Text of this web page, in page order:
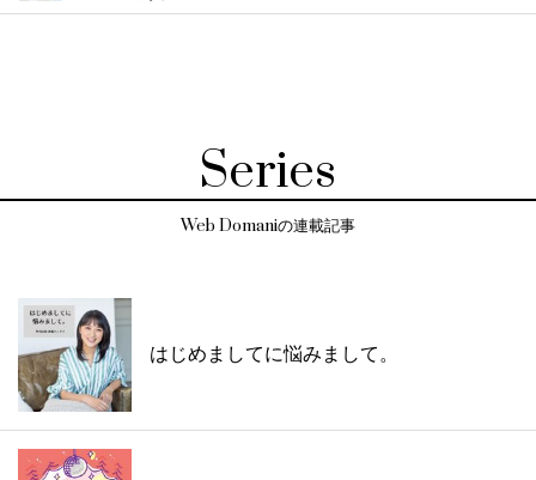
Series
Web Domaniの連載記事
はじめましてに悩みまして。